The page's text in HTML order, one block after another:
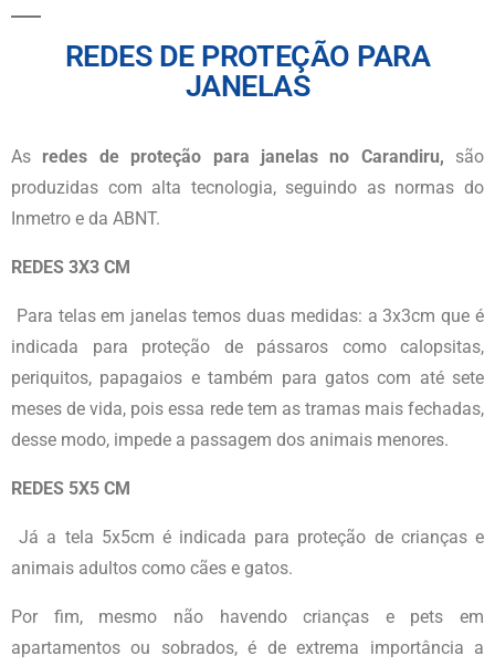
REDES DE PROTEÇÃO PARA
JANELAS
As redes de proteção para janelas no Carandiru, são
produzidas com alta tecnologia, seguindo as normas do
Inmetro e da ABNT.
REDES 3X3 CM
Para telas em janelas temos duas medidas: a 3x3cm que é
indicada para proteção de pássaros como calopsitas,
periquitos, papagaios e também para gatos com até sete
meses de vida, pois essa rede tem as tramas mais fechadas,
desse modo, impede a passagem dos animais menores.
REDES 5X5 CM
Já a tela 5x5cm é indicada para proteção de crianças e
animais adultos como cães e gatos.
Por fim, mesmo não havendo crianças e pets em
apartamentos ou sobrados, é de extrema importância a